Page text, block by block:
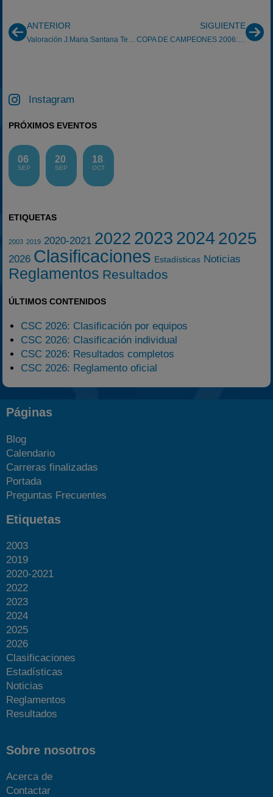
ANTERIOR
Valoración J.Maria Santana Temp.2006
SIGUIENTE
COPA DE CAMPEONES 2006: BARRABEIG Y MUÑOZ EN EL PODIUM
Instagram
PRÓXIMOS EVENTOS
06
SEP
20
SEP
18
OCT
ETIQUETAS
2003 2019 2020-2021 2022 2023 20242025
2026 Clasificaciones Estadísticas Noticias
Reglamentos Resultados
ÚLTIMOS CONTENIDOS
CSC 2026: Clasificación por equipos
CSC 2026: Clasificación individual
CSC 2026: Resultados completos
CSC 2026: Reglamento oficial
Páginas
Blog
Calendario
Carreras finalizadas
Portada
Preguntas Frecuentes
Etiquetas
2003
2019
2020-2021
2022
2023
2024
2025
2026
Clasificaciones
Estadísticas
Noticias
Reglamentos
Resultados
Sobre nosotros
Acerca de
Contactar